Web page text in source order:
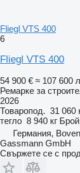
Fliegl VTS 400
6
Fliegl VTS 400
54 900 € ≈ 107 600
Ремарке за
2026
Товаропод. 31 060
тегло 8 940 кг
Германия,
Gassmann GmbH
Свържете се с